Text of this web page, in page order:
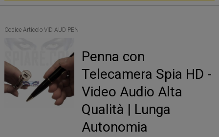
Codice Articolo VID AUD PEN
Penna con
Telecamera Spia HD -
Video Audio Alta
Qualità | Lunga
Autonomia